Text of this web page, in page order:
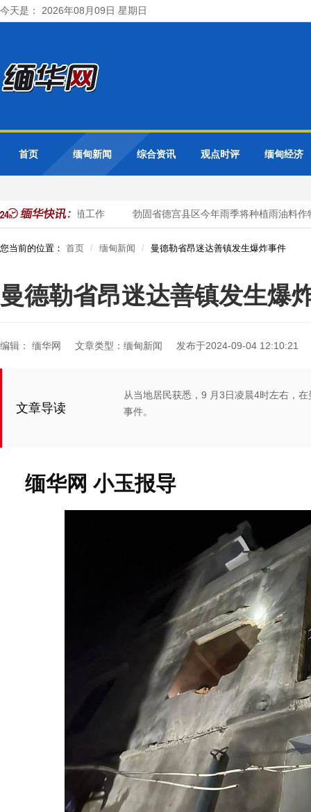
今天是： 2026年08月09日 星期日
首页 缅甸新闻 综合资讯 观点时评 缅甸经济
亩厨房作物种植工作 勃固省德宫县区今年雨季将种植雨油料作物
您当前的位置： 首页 缅甸新闻 曼德勒省昂迷达善镇发生爆炸事件
曼德勒省昂迷达善镇发生爆
编辑： 缅华网 文章类型：缅甸新闻 发布于2024-09-04 12:10:21
文章导读
从当地居民获悉，9 月3日凌晨4时左右，
事件。
缅华网 小玉报导